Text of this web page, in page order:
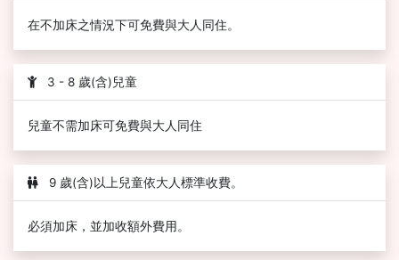
在不加床之情況下可免費與大人同住。
3 - 8 歲(含)兒童
兒童不需加床可免費與大人同住
9 歲(含)以上兒童依大人標準收費。
必須加床，並加收額外費用。